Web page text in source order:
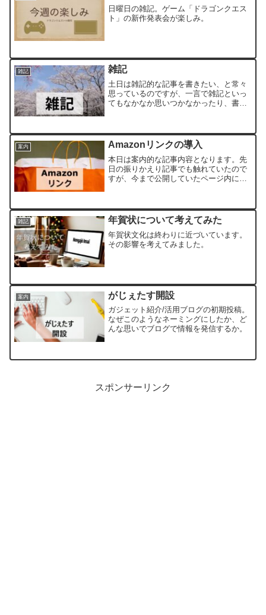
日曜日の雑記。ゲーム「ドラゴンクエス
ト」の新作発表会が楽しみ。
雑記 雑記
土日は雑記的な記事を書きたい、と常々
思っているのですが、一言で雑記といっ
てもなかなか思いつかなかったり、書こ
回はタイトルそのままに「雑記」。思い
つくままに書いてみます。...
案内 Amazonリンクの導入
本日は案内的な記事内容となります。先
日の振りかえり記事でも触れていたので
すが、今まで公開していたページ内に、
ソシエイトプログラムが利用できるよう
になったの...
雑記 年賀状について考えてみた
年賀状文化は終わりに近づいています。
その影響を考えてみました。
案内 がじぇたす開設
ガジェット紹介/活用ブログの初期投稿。
なぜこのようなネーミングにしたか、ど
んな思いでブログで情報を発信するか。
スポンサーリンク